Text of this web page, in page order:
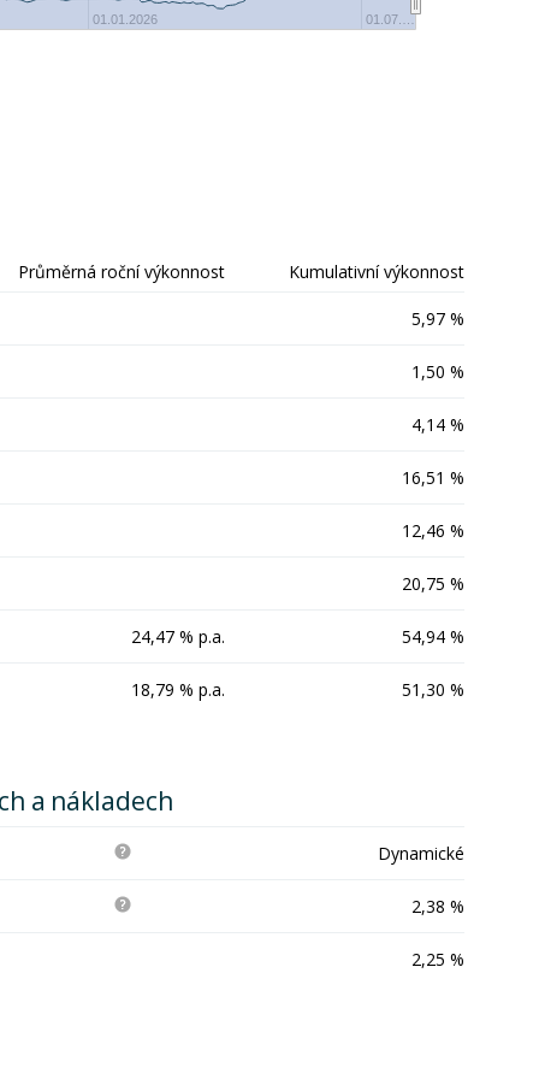
01.01.2026 01.07.…
Průměrná roční výkonnost Kumulativní výkonnost
5,97 %
1,50 %
4,14 %
16,51 %
12,46 %
20,75 %
24,47 % p.a. 54,94 %
18,79 % p.a. 51,30 %
a nákladech
Dynamické
2,38 %
2,25 %